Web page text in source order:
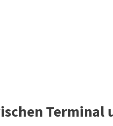
Terminal